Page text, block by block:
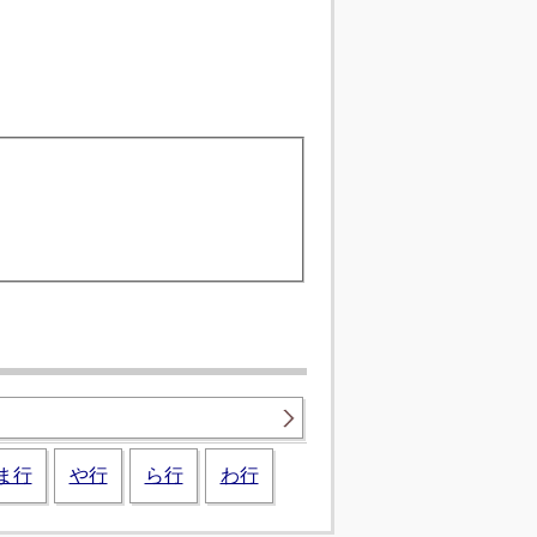
行 や行 ら行 わ行